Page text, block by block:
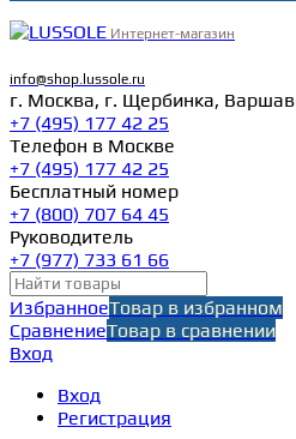
Интернет-магазин
info@shop.lussole.ru
г. Москва, г. Щербинка,
+7 (495) 177 42 25
Телефон в Москве
+7 (495) 177 42 25
Бесплатный номер
+7 (800) 707 64 45
Руководитель
+7 (977) 733 61 66
ИзбранноеТовар в избранном
СравнениеТовар в сравнении
Вход
Вход
Регистрация